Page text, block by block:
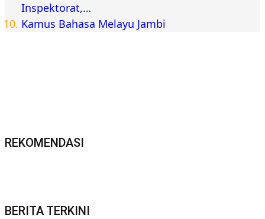
Inspektorat,…
Kamus Bahasa Melayu Jambi
REKOMENDASI
BERITA TERKINI